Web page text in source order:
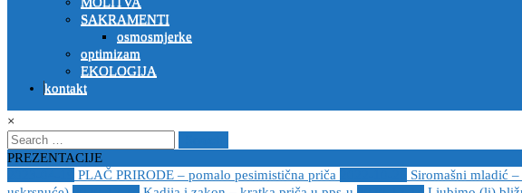
SAKRAMENTI
osmosmjerke
optimizam
EKOLOGIJA
kontakt
×
Search
for:
PREZENTACIJE
PLAČ PRIRODE – pomalo pesimistična priča Siromašni mladić